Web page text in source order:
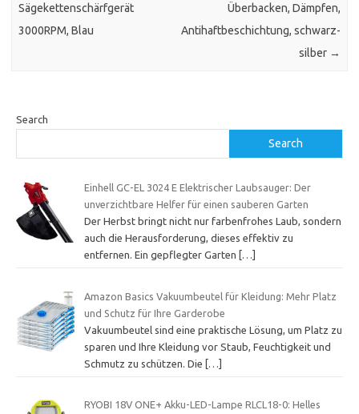
Sägekettenschärfgerät
3000RPM, Blau
Überbacken, Dämpfen,
Antihaftbeschichtung, schwarz-
silber →
Search
Search
Einhell GC-EL 3024 E Elektrischer Laubsauger: Der
unverzichtbare Helfer für einen sauberen Garten
Der Herbst bringt nicht nur farbenfrohes Laub, sondern
auch die Herausforderung, dieses effektiv zu
entfernen. Ein gepflegter Garten
[…]
Amazon Basics Vakuumbeutel für Kleidung: Mehr Platz
und Schutz für Ihre Garderobe
Vakuumbeutel sind eine praktische Lösung, um Platz zu
sparen und Ihre Kleidung vor Staub, Feuchtigkeit und
Schmutz zu schützen. Die […]
RYOBI 18V ONE+ Akku-LED-Lampe RLCL18-0: Helles